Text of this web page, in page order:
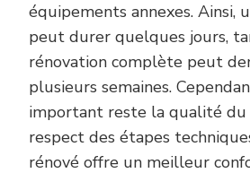
équipements annexes. Ainsi,
peut durer quelques jours,
rénovation complète peut
plusieurs semaines.
important reste la qualité
respect des étapes
rénové offre un meilleur